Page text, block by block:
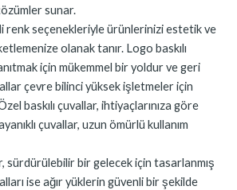
sunar.
renk seçenekleriyle ürünlerinizi estetik ve
olanak tanır. Logo baskılı
için mükemmel bir yoldur ve geri
çevre bilinci yüksek işletmeler için
baskılı çuvallar, ihtiyaçlarınıza göre
çuvallar, uzun ömürlü kullanım
sürdürülebilir bir gelecek için tasarlanmış
ise ağır yüklerin güvenli bir şekilde